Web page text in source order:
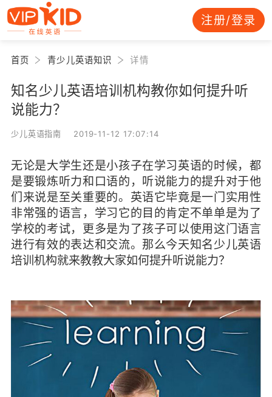
注册/登录
首页 青少儿英语知识 详情
知名少儿英语培训机构教你如何提升听
说能力？
少儿英语指南 2019-11-12 17:07:14
无论是大学生还是小孩子在学习英语的时候，都
是要锻炼听力和口语的，听说能力的提升对于他
们来说是至关重要的。英语它毕竟是一门实用性
非常强的语言，学习它的目的肯定不单单是为了
学校的考试，更多是为了孩子可以使用这门语言
进行有效的表达和交流。那么今天知名少儿英语
培训机构就来教教大家如何提升听说能力？